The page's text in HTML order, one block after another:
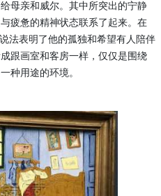
母亲和威尔。其中所突出的宁静
疲惫的精神状态联系了起来。在
法表明了他的孤独和希望有人陪伴
跟画室和客房一样，仅仅是围绕
种用途的环境。